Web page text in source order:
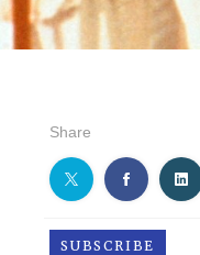
Share
SUBSCRIBE